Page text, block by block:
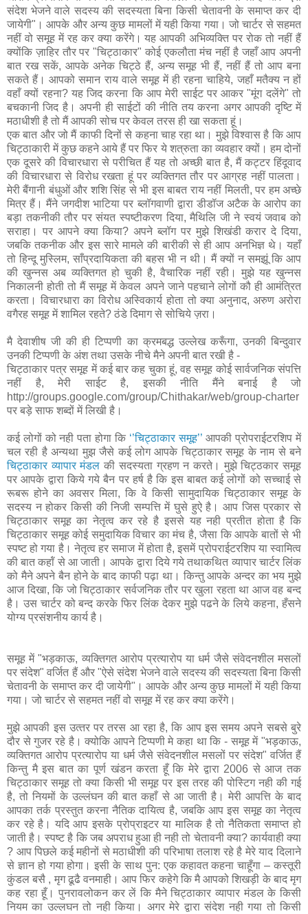
संदेश भेजने वाले सदस्य की सदस्यता बिना किसी चेतावनी के समाप्त कर दी
जायेगी"। आपके और अन्य कुछ मामलों में यही किया गया। जो चार्टर से सहमत
नहीं वो समूह में रह कर क्या करेंगे। यह आपकी अभिव्यक्ति पर रोक तो नहीं हैं
क्योंकि ज़ाहिर तौर पर "चिट्ठाकार" कोई एकलौता मंच नहीं है जहाँ आप अपनी
बात रख सकें, आपके अनेक चिट्ठे हैं, अन्य समूह भी हैं, नहीं हैं तो आप बना
सकते हैं। आपको समान राय वाले समूह में ही रहना चाहिये, जहाँ मतैक्य न हों
वहाँ क्यों रहना? यह जिद करना कि आप मेरी साईट पर आकर "मूंग दलेंगे" तो
बचकानी जिद है। अपनी ही साईटों की नीति तय करना अगर आपकी दृष्टि में
मठाधीशी है तो मैं आपकी सोच पर केवल तरस ही खा सकता हूं।
एक बात और जो मैं काफी दिनों से कहना चाह रहा था। मुझे विश्वास है कि आप
चिट्ठाकारी में कुछ कहने आये हैं पर फिर ये शत्रुता का व्यवहार क्यों। हम दोनों
एक दूसरे की विचारधारा से परीचित हैं यह तो अच्छी बात है, मैं कट्टर हिंदूवाद
की विचारधारा से विरोध रखता हूं पर व्यक्तिगत तौर पर आग्रह नहीं पालता।
मेरी बैंगानी बंधुओं और शशि सिंह से भी इस बाबत राय नहीं मिलती, पर हम अच्छे
मित्र हैं। मैंने जगदीश भाटिया पर ब्लॉगवाणी द्वारा डीडॉज अटैक के आरोप का
बड़ा तकनीकी तौर पर संयत स्पष्टीकरण दिया, मैथिलि जी ने स्वयं जवाब को
सराहा। पर आपने क्या किया? अपने ब्लॉग पर मुझे शिखंडी करार दे दिया,
जबकि तकनीक और इस सारे मामले की बारीकी से ही आप अनभिज्ञ थे। यहाँ
तो हिन्दू मुस्लिम, साँप्रदायिकता की बहस भी न थी। मैं क्यों न समझूं कि आप
की खुन्नस अब व्यक्तिगत हो चुकी है, वैचारिक नहीं रही। मुझे यह खुन्नस
निकालनी होती तो मैं समूह में केवल अपने जाने पहचाने लोगों कौ ही आमंत्रित
करता। विचारधारा का विरोध अस्विकार्य होता तो क्या अनुनाद, अरुण अरोरा
वगैरह समूह में शामिल रहते? ठंडे दिमाग से सोचिये ज़रा।
मै देवाशीष जी की ही टिप्पणी का क्रमबद्ध उल्‍लेख करूँगा, उनकी बिन्‍दुवार
उनकी टिप्‍पणी के अंश तथा उसके नीचे मैने अपनी बात रखी है -
चिट्ठाकार पत्र समूह में कई बार कह चुका हूं, वह समूह कोई सार्वजनिक संपत्ति
नहीं है, मेरी साईट है, इसकी नीति मैंने बनाई है जो
http://groups.google.com/group/Chithakar/web/group-charter
पर बड़े साफ शब्दों में लिखी है।
कई लोगों को नही पता होगा कि ‘’चिट्ठाकार समूह’’ आपकी प्रोपराईटरशिप में
चल रही है अन्‍यथा मुझ जैसे कई लोग आपके चिट्ठाकार समूह के नाम से बने
चिट्ठाकार व्‍यापार मंडल की सदस्‍यता ग्रहण न करते। मुझे चिट्ठकार समूह
पर आपके द्वारा किये गये बैन पर हर्ष है कि इस बाबत कई लोगों को सच्चाई से
रूबरू होने का अवसर मिला, कि वे किसी सामुदायिक चिट्ठाकार समूह के
सदस्य न होकर किसी की नि‍जी सम्‍पत्ति में घुसे हुऐ है। आप जिस प्रकार से
चिट्ठाकार समूह का नेतृत्‍व कर रहे है इससे यह नही प्रतीत होता है कि
चिट्ठाकार समूह कोई समुदायिक विचार का मंच है, जैसा कि आपके बातों से भी
स्‍पष्‍ट हो गया है। नेतृत्‍व हर समाज में होता है, इसमें प्रोपराईटरशिप या स्‍वामित्‍व
की बात कहॉं से आ जाती। आपके द्वारा दिये गये तथाकथित व्‍यापार चार्टर लिंक
को मैने अपने बैन होने के बाद काफी पढ़ा था। किन्‍तु आपके अन्‍दर का भय मुझे
आज दिखा, कि जो चिट्ठाकार सर्वजनिक तौर पर खुला रहता था आज वह बन्‍द
है। उस चार्टर को बन्द करके फिर लिंक देकर मुझे पढने के लिये कहना, हँसने
योग्य प्रसंशनीय कार्य है।
समूह में "भड़काऊ, व्यक्तिगत आरोप प्रत्यारोप या धर्म जैसे संवेदनशील मसलों
पर संदेश" वर्जित हैं और "ऐसे संदेश भेजने वाले सदस्य की सदस्यता बिना किसी
चेतावनी के समाप्त कर दी जायेगी"। आपके और अन्य कुछ मामलों में यही किया
गया। जो चार्टर से सहमत नहीं वो समूह में रह कर क्या करेंगे।
मुझे आपकी इस उत्‍तर पर तरस आ रहा है, कि आप इस समय अपने सबसे बुरे
दौर से गुजर रहे है। क्‍योकि आपने टिप्‍पणी मे कहा था कि - समूह में "भड़काऊ,
व्यक्तिगत आरोप प्रत्यारोप या धर्म जैसे संवेदनशील मसलों पर संदेश" वर्जित हैं
किन्‍तु मै इस बात का पूर्ण खंडन करता हूँ कि मेरे द्वारा 2006 से आज तक
चिट्ठाकार समूह तो क्‍या किसी भी समू‍ह पर इस तरह की पो‍स्टिग नही की गई
है, तो नियमों के उल्‍लंघन की बात कहाँ से आ जाती है। मेरी आपत्ति के बाद
आपका तर्क प्रस्‍तुत करना नैतिक दायित्‍व है, जबकि आप इस समूह का नेतृत्‍व
कर रहे है। यदि आप इसके प्रोप्राइटर या मालिक है तो नैतिकता समाप्‍त हो
जाती है। स्‍पष्‍ट है कि जब अपराध हुआ ही नही तो चेतावनी क्‍या? कार्यवाही क्‍या
? आप पिछले कई महीनों से मठाधीशी की परिभाषा तलाश रहे है मेरे याद दिलाने
से ज्ञान हो गया होगा। इसी के साथ पुन: एक कहावत कहना चाहूँगा – कस्तूरी
कुंडल बसै , मृग ढूढै वनमाही। आप फिर कहेगे कि मै आपको शिखड़ी के बाद मृग
कह रहा हूँ। पुनरावलोकन कर लें कि मैने चिट्ठाकार व्‍यापार मंडल के किसी
नियम का उल्लघन तो नही किया। अगर मेरे द्वारा संदेश नही गया तो किसी